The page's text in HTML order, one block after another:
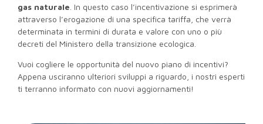
gas naturale . In questo caso l’incentivazione si esprimerà
attraverso l’erogazione di una specifica tariffa, che verrà
determinata in termini di durata e valore con uno o più
decreti del Ministero della transizione ecologica.
Vuoi cogliere le opportunità del nuovo piano di incentivi?
Appena usciranno ulteriori sviluppi a riguardo, i nostri esperti
ti terranno informato con nuovi aggiornamenti!